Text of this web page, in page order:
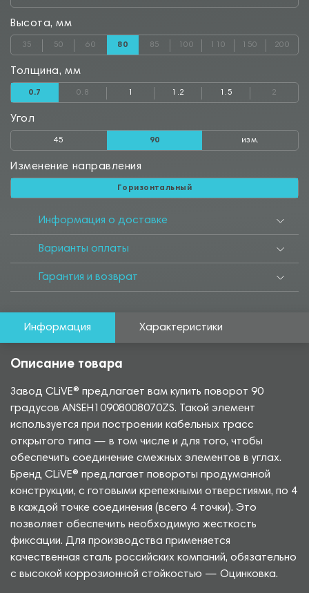
Высота, мм
35 50 60 80 85 100 110 150 200
Толщина, мм
0.7 0.8 1.2 1.5 2
Угол
45 90 изм.
Изменение направления
Горизонтальный
Информация о доставке
Варианты оплаты
Гарантия и возврат
Информация Характеристики
Описание товара
Завод CLiVE® предлагает вам купить поворот 90
градусов ANSEH10908008070ZS. Такой элемент
используется при построении кабельных трасс
открытого типа — в том числе и для того, чтобы
обеспечить соединение смежных элементов в углах.
Бренд CLiVE® предлагает повороты продуманной
конструкции, с готовыми крепежными отверстиями, по 4
в каждой точке соединения (всего 4 точки). Это
позволяет обеспечить необходимую жесткость
фиксации. Для производства применяется
качественная сталь российских компаний, обязательно
с высокой коррозионной стойкостью — Оцинковка.